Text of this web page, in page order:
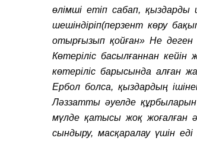
өлімші етіп сабап,
шешіндіріп(перзент көру
отырғызып қойған» Не деген
Көтеріліс басылғаннан кейін
көтеріліс барысында алған
Ербол болса, қыздардың
Ләззатты әуелде
мүлде қатысы жоқ жоғалған
сындыру, масқаралау үшін